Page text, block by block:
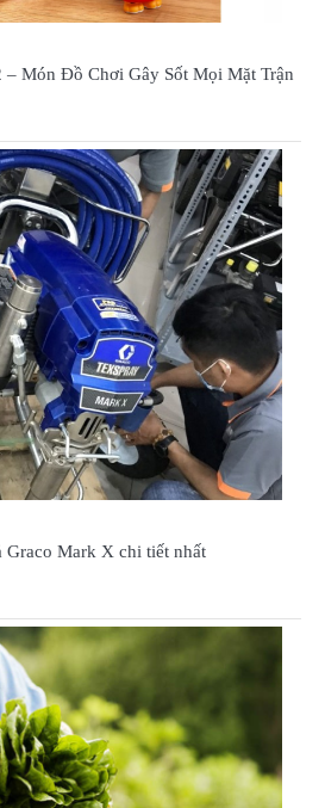
– Món Đồ Chơi Gây Sốt Mọi Mặt Trận
Graco Mark X chi tiết nhất